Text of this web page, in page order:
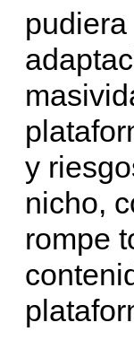
y
nicho,
rompe